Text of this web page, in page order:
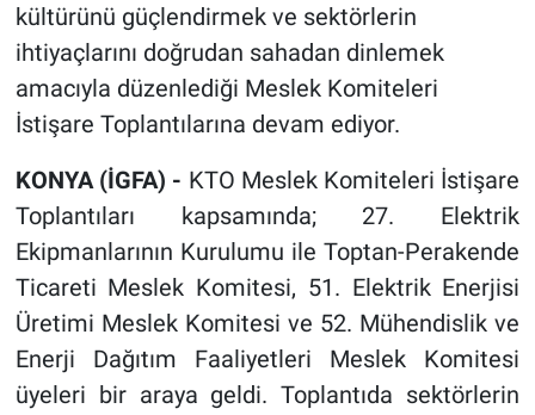
kültürünü güçlendirmek ve sektörlerin
ihtiyaçlarını doğrudan sahadan dinlemek
amacıyla düzenlediği Meslek Komiteleri
İstişare Toplantılarına devam ediyor.
KONYA (İGFA) - KTO Meslek Komiteleri İstişare
Toplantıları kapsamında; 27. Elektrik
Ekipmanlarının Kurulumu ile Toptan-Perakende
Ticareti Meslek Komitesi, 51. Elektrik Enerjisi
Üretimi Meslek Komitesi ve 52. Mühendislik ve
Enerji Dağıtım Faaliyetleri Meslek Komitesi
üyeleri bir araya geldi. Toplantıda sektörlerin